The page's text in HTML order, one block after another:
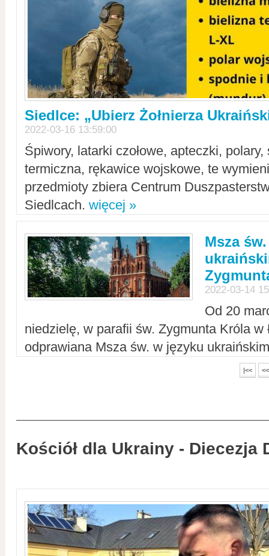
Siedlce: „Ubierz Żołnierza
2022-03-16 13:59:00
Śpiwory, latarki czołowe, apteczki,
termiczna, rękawice wojskowe, te
przedmioty zbiera Centrum
Siedlcach. więcej »
Msza
2022-03-14
Od 20
niedzielę, w parafii św. Zygmunta Króla w
odprawiana Msza św. w języku
|<< <<
Kościół dla Ukrainy - Diecezja